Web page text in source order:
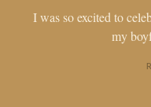
I was so excited to
my